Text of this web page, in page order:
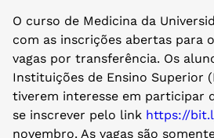
O curso de Medicina da
com as inscrições abertas para
vagas por transferência. Os
Instituições de Ensino Superior
tiverem interesse em participar
se inscrever pelo link https://
novembro. As vagas são